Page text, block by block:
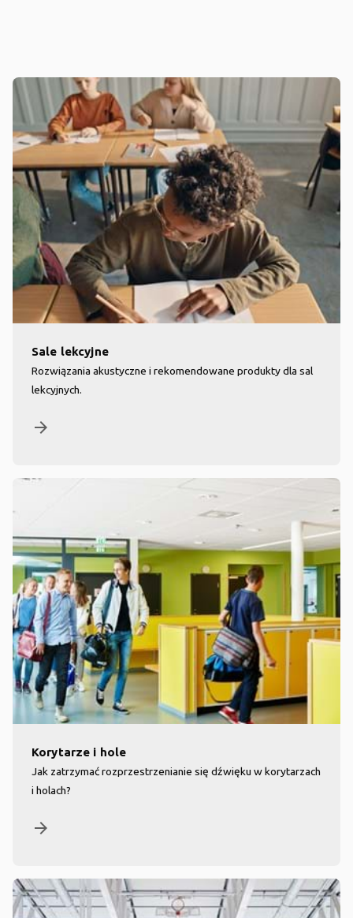
Sale lekcyjne
Rozwiązania akustyczne i rekomendowane produkty dla sal
lekcyjnych.
arrow_forward
Korytarze i hole
Jak zatrzymać rozprzestrzenianie się dźwięku w korytarzach
i holach?
arrow_forward